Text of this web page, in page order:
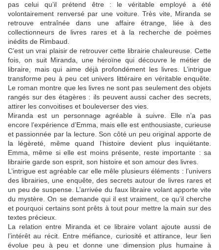
pas celui qu’il prétend être : le véritable employé a été
volontairement renversé par une voiture. Très vite, Miranda se
retrouve entraînée dans une affaire étrange, liée à des
collectionneurs de livres rares et à la recherche de poèmes
inédits de Rimbaud.
C’est un vrai plaisir de retrouver cette librairie chaleureuse. Cette
fois, on suit Miranda, une héroïne qui découvre le métier de
libraire, mais qui aime déjà profondément les livres. L’intrigue
transforme peu à peu cet univers littéraire en véritable enquête.
Le roman montre que les livres ne sont pas seulement des objets
rangés sur des étagères : ils peuvent aussi cacher des secrets,
attirer les convoitises et bouleverser des vies.
Miranda est un personnage agréable à suivre. Elle n’a pas
encore l’expérience d’Emma, mais elle est enthousiaste, curieuse
et passionnée par la lecture. Son côté un peu original apporte de
la légèreté, même quand l’histoire devient plus inquiétante.
Emma, même si elle est moins présente, reste importante : sa
librairie garde son esprit, son histoire et son amour des livres.
L’intrigue est agréable car elle mêle plusieurs éléments : l’univers
des librairies, une enquête, des secrets autour de livres rares et
un peu de suspense. L’arrivée du faux libraire volant apporte vite
du mystère. On se demande qui il est vraiment, ce qu’il cherche
et pourquoi certains sont prêts à tout pour mettre la main sur des
textes précieux.
La relation entre Miranda et ce libraire volant ajoute aussi de
l’intérêt au récit. Entre méfiance, curiosité et attirance, leur lien
évolue peu à peu et donne une dimension plus humaine à